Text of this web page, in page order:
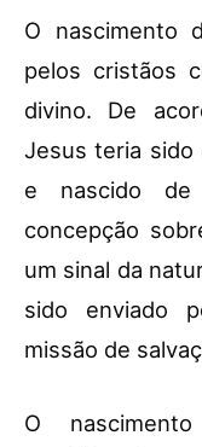
O nascimento
pelos cristãos
divino. De
Jesus teria sido
e nascido de
concepção
um sinal da
sido enviado
missão de
O